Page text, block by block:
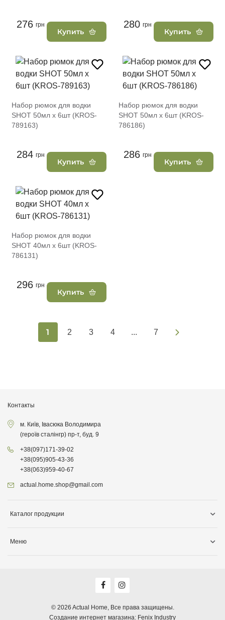
276 грн
Купить
280 грн
Купить
Набор рюмок для водки
SHOT 50мл х 6шт (KROS-
789163)
284 грн
Купить
Набор рюмок для водки
SHOT 50мл х 6шт (KROS-
786186)
286 грн
Купить
Набор рюмок для водки
SHOT 40мл х 6шт (KROS-
786131)
296 грн
Купить
1 2 3 4 ... 7
Контакты
м. Київ, Івасюка Володимира
(героїв сталінгр) пр-т, буд. 9
+38(097)171-39-02
+38(095)905-43-36
+38(063)959-40-67
actual.home.shop@gmail.com
Каталог продукции
Декор для дома
Меню
Оплата, доставка
© 2026 Actual Home, Все права защищены.
Создание интернет магазина: Fenix Industry